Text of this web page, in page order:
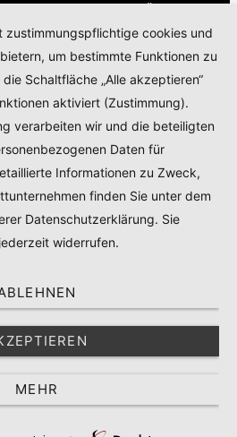
DATENSCHUTZERKLÄRUNG
POLICY
GEWINNSPIEL
– SPONSORED POSTS
- REGISTERED BRAND.
TOP
zustimmungspflichtige cookies und
um bestimmte Funktionen zu
Schaltfläche „Alle akzeptieren“
aktiviert (Zustimmung).
verarbeiten wir und die beteiligten
Daten für
Informationen zu Zweck,
finden Sie unter dem
Datenschutzerklärung. Sie
widerrufen.
MEHR